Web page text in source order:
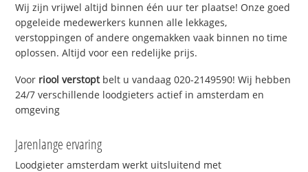
Wij zijn vrijwel altijd binnen één uur ter plaatse! Onze goed
opgeleide medewerkers kunnen alle lekkages,
verstoppingen of andere ongemakken vaak binnen no time
oplossen. Altijd voor een redelijke prijs.
Voor riool verstoptbelt u vandaag 020-2149590! Wij hebben
24/7 verschillende loodgieters actief in amsterdam en
omgeving
Jarenlange ervaring
Loodgieter amsterdam werkt uitsluitend met